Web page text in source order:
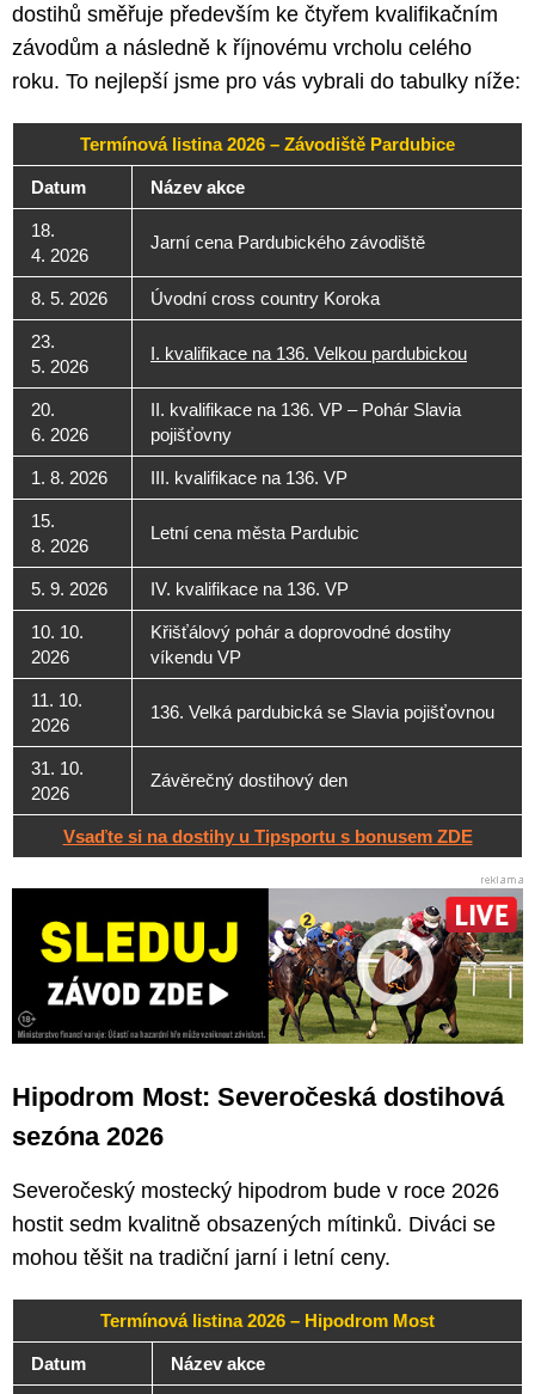
dostihů směřuje především ke čtyřem kvalifikačním
závodům a následně k říjnovému vrcholu celého
roku. To nejlepší jsme pro vás vybrali do tabulky níže:
Termínová listina 2026 – Závodiště Pardubice
Datum Název akce
18.
4. 2026
Jarní cena Pardubického závodiště
8. 5. 2026 Úvodní cross country Koroka
23.
5. 2026
I. kvalifikace na 136. Velkou pardubickou
20.
6. 2026
II. kvalifikace na 136. VP – Pohár Slavia
pojišťovny
1. 8. 2026 III. kvalifikace na 136. VP
15.
8. 2026
Letní cena města Pardubic
5. 9. 2026 IV. kvalifikace na 136. VP
10. 10.
2026
Křišťálový pohár a doprovodné dostihy
víkendu VP
11. 10.
2026
136. Velká pardubická se Slavia pojišťovnou
31. 10.
2026
Závěrečný dostihový den
Vsaďte si na dostihy u Tipsportu s bonusem ZDE
Hipodrom Most: Severočeská dostihová
sezóna 2026
Severočeský mostecký hipodrom bude v roce 2026
hostit sedm kvalitně obsazených mítinků. Diváci se
mohou těšit na tradiční jarní i letní ceny.
Termínová listina 2026 – Hipodrom Most
Datum Název akce